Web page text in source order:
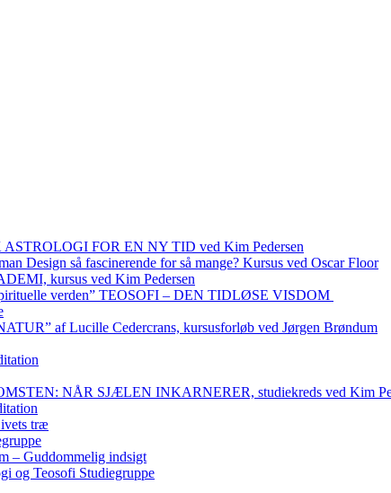
ASTROLOGI FOR EN NY TID ved Kim Pedersen
Design så fascinerende for så mange? Kursus ved Oscar Floor
kursus ved Kim Pedersen
verden” TEOSOFI – DEN TIDLØSE VISDOM
af Lucille Cedercrans, kursusforløb ved Jørgen Brøndum
NÅR SJÆLEN INKARNERER, studiekreds ved Kim
træ
– Guddommelig indsigt
og Teosofi Studiegruppe